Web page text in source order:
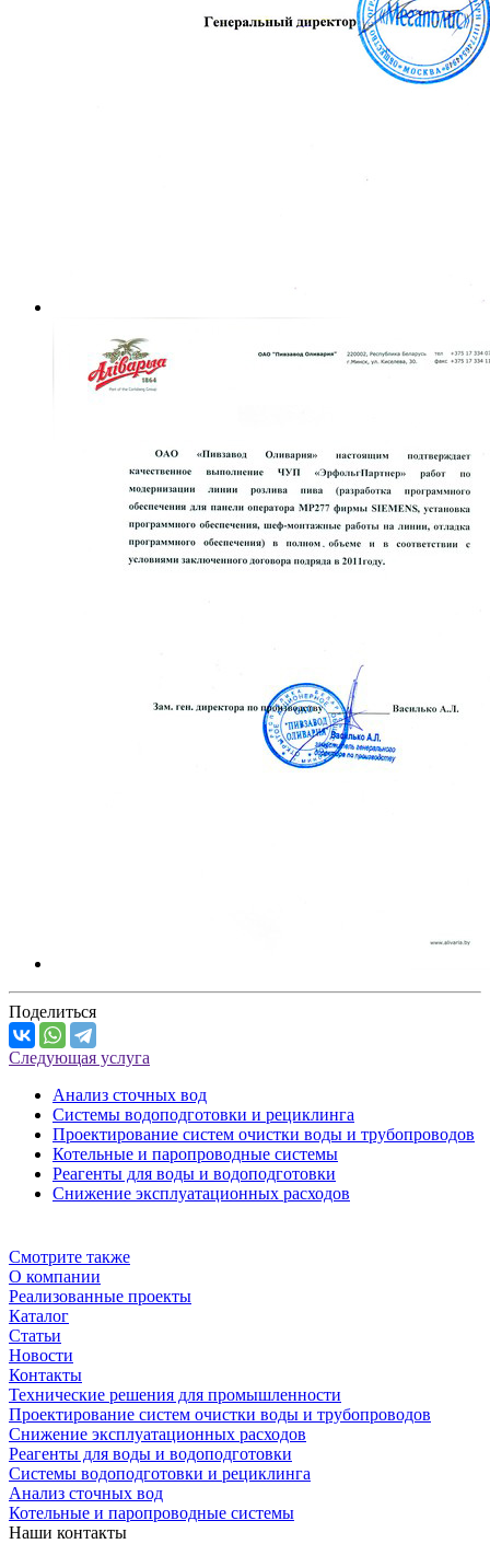
Поделиться
Следующая услуга
Анализ сточных вод
Системы водоподготовки и рециклинга
Проектирование систем очистки воды и трубопроводов
Котельные и паропроводные системы
Реагенты для воды и водоподготовки
Снижение эксплуатационных расходов
Смотрите также
О компании
Реализованные проекты
Каталог
Статьи
Новости
Контакты
Технические решения для промышленности
Проектирование систем очистки воды и трубопроводов
Снижение эксплуатационных расходов
Реагенты для воды и водоподготовки
Системы водоподготовки и рециклинга
Анализ сточных вод
Котельные и паропроводные системы
Наши контакты